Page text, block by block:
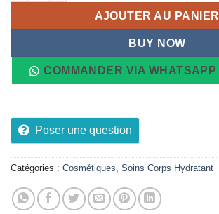
AJOUTER AU PANIER
BUY NOW
COMMANDER VIA WHATSAPP
Poser une question
Catégories : Cosmétiques Soins Corps Hydratant